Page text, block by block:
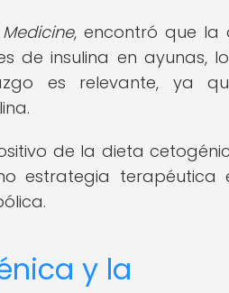
, encontró que la
de insulina en ayunas,
es relevante, ya
de la dieta
estrategia terapéutica
y la